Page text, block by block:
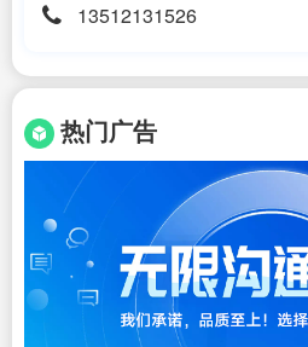
13512131526
热门广告